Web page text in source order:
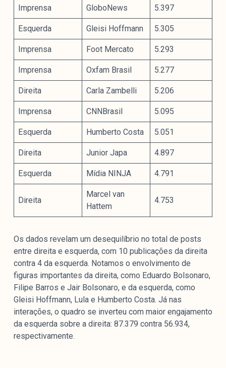
Imprensa GloboNews 5.397
Esquerda Gleisi Hoffmann 5.305
Imprensa Foot Mercato 5.293
Imprensa Oxfam Brasil 5.277
Direita Carla Zambelli 5.206
Imprensa CNNBrasil 5.095
Esquerda Humberto Costa 5.051
Direita Junior Japa 4.897
Esquerda Mídia NINJA 4.791
Direita
Marcel van
Hattem
4.753
Os dados revelam um desequilíbrio no total de posts
entre direita e esquerda, com 10 publicações da direita
contra 4 da esquerda. Notamos o envolvimento de
figuras importantes da direita, como Eduardo Bolsonaro,
Filipe Barros e Jair Bolsonaro, e da esquerda, como
Gleisi Hoffmann, Lula e Humberto Costa. Já nas
interações, o quadro se inverteu com maior engajamento
da esquerda sobre a direita: 87.379 contra 56.934,
respectivamente.